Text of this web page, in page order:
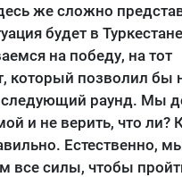
же сложно
будет в
на победу, на тот
который позволил бы
следующий раунд. Мы
и не верить, что ли?
Естественно,
все силы, чтобы